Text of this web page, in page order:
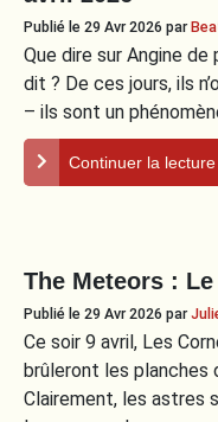
Publié le 29 Avr 2026 par
Que dire sur Angine de
dit ? De ces jours, ils
– ils sont un
Continuer la lecture
The Meteors :
Publié le 29 Avr 2026 par
Ce soir 9 avril, Les
brûleront les planches
Clairement, les astres